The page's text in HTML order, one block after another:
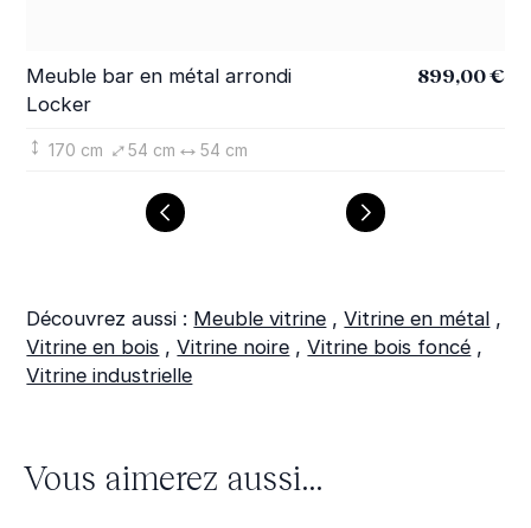
Meuble bar en métal arrondi
Locker
899,00 €
170 cm 54 cm 54 cm
Découvrez aussi : Meuble vitrine ,Vitrine en métal ,
Vitrine en bois ,Vitrine noire ,Vitrine bois foncé ,
Vitrine industrielle
Vous aimerez aussi...